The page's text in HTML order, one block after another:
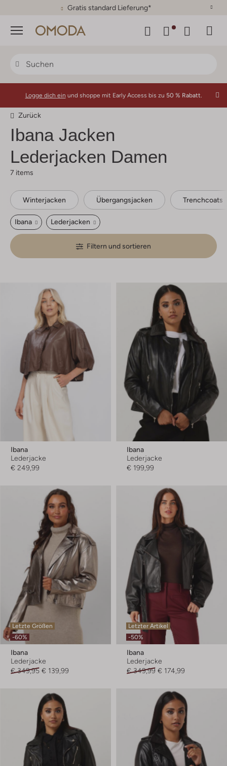
30 Tage Rückgaberecht
Menü
Logge dich ein und shoppe mit Early Access bis zu 50 % Rabatt.
Zurück
IbanaJacken
Lederjacken Damen
7 items
Winterjacken Übergangsjacken Trenchcoats
Ibana Lederjacken
Filtern und sortieren
Ibana
Lederjacke
€ 249,99
Ibana
Lederjacke
€ 199,99
Letzte Größen
-60%
Ibana
Lederjacke
€ 349,95 € 139,99
Letzter Artikel
-50%
Ibana
Lederjacke
€ 349,99 € 174,99